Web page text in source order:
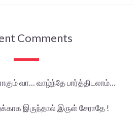
Comments
வா… வாழ்ந்தே பார்த்திடலாம்…
இருந்தால் இருள் சேராதே !